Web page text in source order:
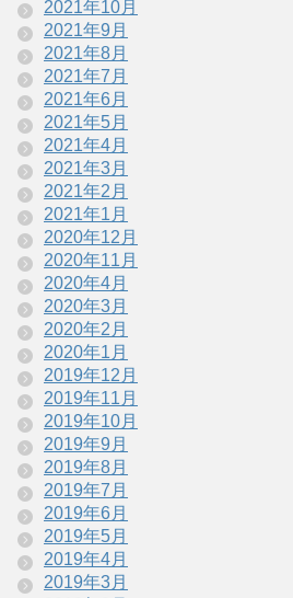
2021年10月
2021年9月
2021年8月
2021年7月
2021年6月
2021年5月
2021年4月
2021年3月
2021年2月
2021年1月
2020年12月
2020年11月
2020年4月
2020年3月
2020年2月
2020年1月
2019年12月
2019年11月
2019年10月
2019年9月
2019年8月
2019年7月
2019年6月
2019年5月
2019年4月
2019年3月